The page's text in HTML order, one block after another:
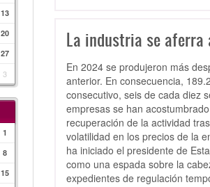
13
20
27
3
1
8
15
La industria se aferra
En 2024 se produjeron más
anterior. En consecuencia,
consecutivo, seis de cada diez
empresas se han
recuperación de la actividad
volatilidad en los precios de la
ha iniciado el presidente de
como una espada sobre la
expedientes de regulación